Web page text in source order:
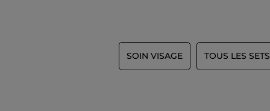
SOIN VISAGE TOUS LES